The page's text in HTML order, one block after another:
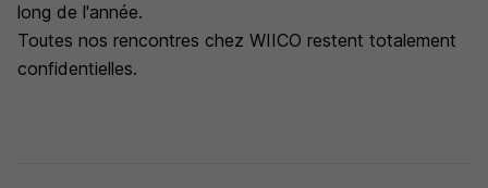
long de l'année.
Toutes nos rencontres chez WIICO restent totalement
confidentielles.